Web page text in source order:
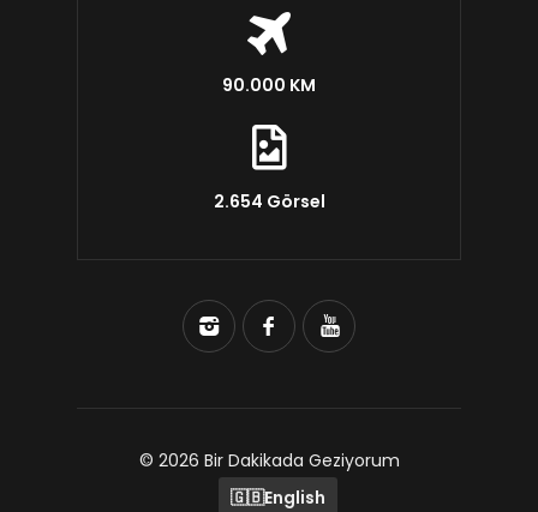
90.000 KM
2.654 Görsel
© 2026 Bir Dakikada Geziyorum
🇬🇧English